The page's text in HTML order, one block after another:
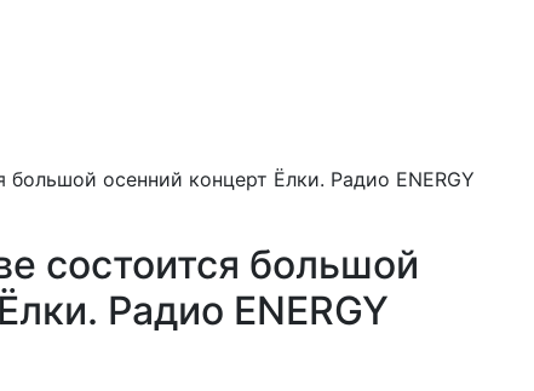
осенний концерт Ёлки. Радио ENERGY
состоится большой
Радио ENERGY